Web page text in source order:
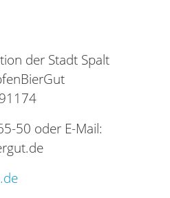
der Stadt Spalt
50 oder E-Mail: